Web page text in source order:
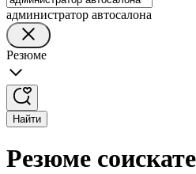
администратор автосалона
Резюме
Найти
Резюме